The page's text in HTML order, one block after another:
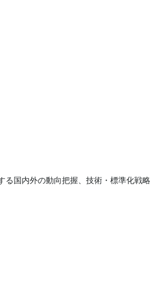
国内外の動向把握、技術・標準化戦